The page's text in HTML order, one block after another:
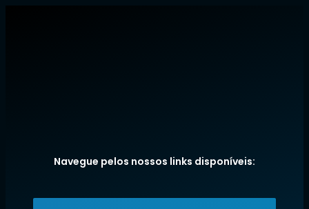
Navegue pelos nossos links disponíveis: